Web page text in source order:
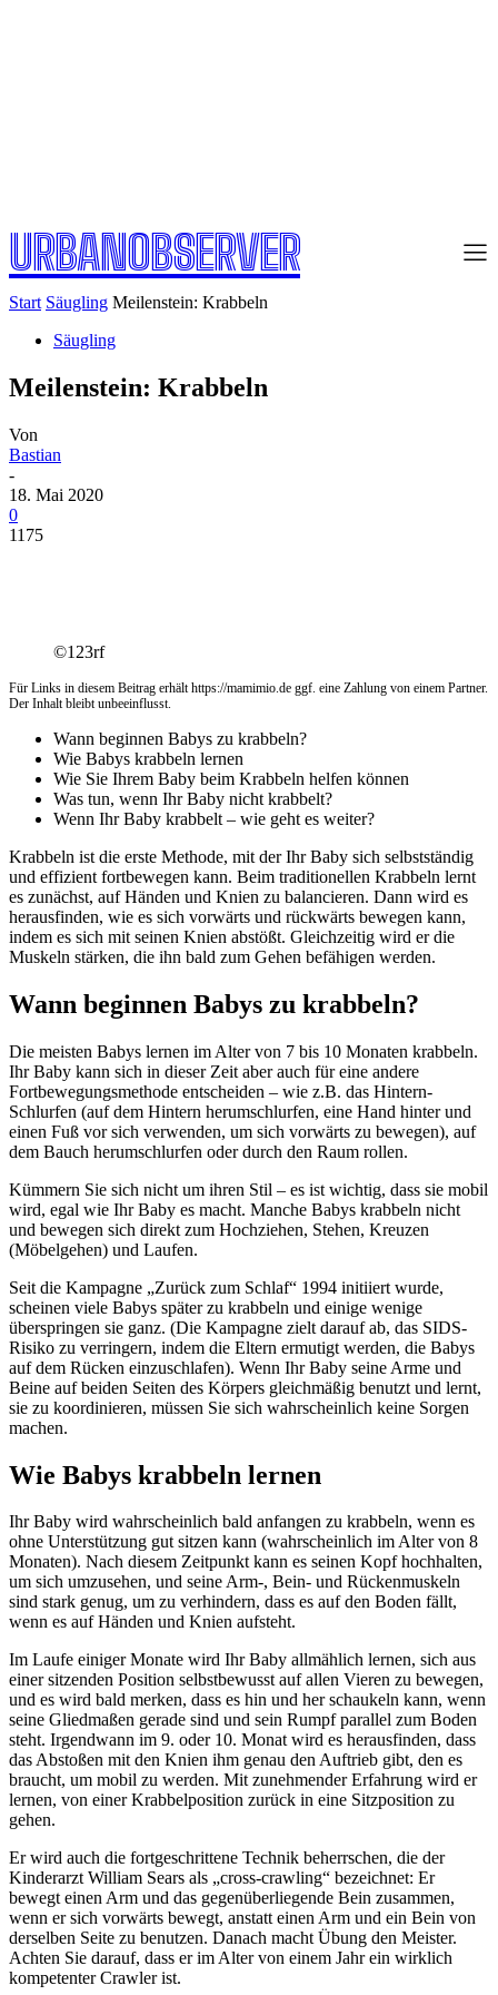
URBANOBSERVER
Start Säugling Meilenstein: Krabbeln
Säugling
Meilenstein: Krabbeln
Von
Bastian
-
18. Mai 2020
0
1175
©123rf
Für Links in diesem Beitrag erhält https://mamimio.de ggf. eine Zahlung von einem Partner.
Der Inhalt bleibt unbeeinflusst.
Wann beginnen Babys zu krabbeln?
Wie Babys krabbeln lernen
Wie Sie Ihrem Baby beim Krabbeln helfen können
Was tun, wenn Ihr Baby nicht krabbelt?
Wenn Ihr Baby krabbelt – wie geht es weiter?
Krabbeln ist die erste Methode, mit der Ihr Baby sich selbstständig
und effizient fortbewegen kann. Beim traditionellen Krabbeln lernt
es zunächst, auf Händen und Knien zu balancieren. Dann wird es
herausfinden, wie es sich vorwärts und rückwärts bewegen kann,
indem es sich mit seinen Knien abstößt. Gleichzeitig wird er die
Muskeln stärken, die ihn bald zum Gehen befähigen werden.
Wann beginnen Babys zu krabbeln?
Die meisten Babys lernen im Alter von 7 bis 10 Monaten krabbeln.
Ihr Baby kann sich in dieser Zeit aber auch für eine andere
Fortbewegungsmethode entscheiden – wie z.B. das Hintern-
Schlurfen (auf dem Hintern herumschlurfen, eine Hand hinter und
einen Fuß vor sich verwenden, um sich vorwärts zu bewegen), auf
dem Bauch herumschlurfen oder durch den Raum rollen.
Kümmern Sie sich nicht um ihren Stil – es ist wichtig, dass sie mobil
wird, egal wie Ihr Baby es macht. Manche Babys krabbeln nicht
und bewegen sich direkt zum Hochziehen, Stehen, Kreuzen
(Möbelgehen) und Laufen.
Seit die Kampagne „Zurück zum Schlaf“ 1994 initiiert wurde,
scheinen viele Babys später zu krabbeln und einige wenige
überspringen sie ganz. (Die Kampagne zielt darauf ab, das SIDS-
Risiko zu verringern, indem die Eltern ermutigt werden, die Babys
auf dem Rücken einzuschlafen). Wenn Ihr Baby seine Arme und
Beine auf beiden Seiten des Körpers gleichmäßig benutzt und lernt,
sie zu koordinieren, müssen Sie sich wahrscheinlich keine Sorgen
machen.
Wie Babys krabbeln lernen
Ihr Baby wird wahrscheinlich bald anfangen zu krabbeln, wenn es
ohne Unterstützung gut sitzen kann (wahrscheinlich im Alter von 8
Monaten). Nach diesem Zeitpunkt kann es seinen Kopf hochhalten,
um sich umzusehen, und seine Arm-, Bein- und Rückenmuskeln
sind stark genug, um zu verhindern, dass es auf den Boden fällt,
wenn es auf Händen und Knien aufsteht.
Im Laufe einiger Monate wird Ihr Baby allmählich lernen, sich aus
einer sitzenden Position selbstbewusst auf allen Vieren zu bewegen,
und es wird bald merken, dass es hin und her schaukeln kann, wenn
seine Gliedmaßen gerade sind und sein Rumpf parallel zum Boden
steht. Irgendwann im 9. oder 10. Monat wird es herausfinden, dass
das Abstoßen mit den Knien ihm genau den Auftrieb gibt, den es
braucht, um mobil zu werden. Mit zunehmender Erfahrung wird er
lernen, von einer Krabbelposition zurück in eine Sitzposition zu
gehen.
Er wird auch die fortgeschrittene Technik beherrschen, die der
Kinderarzt William Sears als „cross-crawling“ bezeichnet: Er
bewegt einen Arm und das gegenüberliegende Bein zusammen,
wenn er sich vorwärts bewegt, anstatt einen Arm und ein Bein von
derselben Seite zu benutzen. Danach macht Übung den Meister.
Achten Sie darauf, dass er im Alter von einem Jahr ein wirklich
kompetenter Crawler ist.